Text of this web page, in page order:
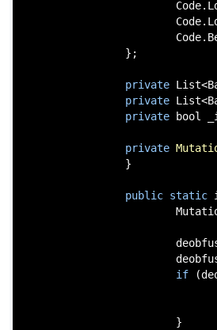
Code.Ldloc,
Code.Beq, Code.Bge,
};
private
private
private
bool
private
}
public static
if
}